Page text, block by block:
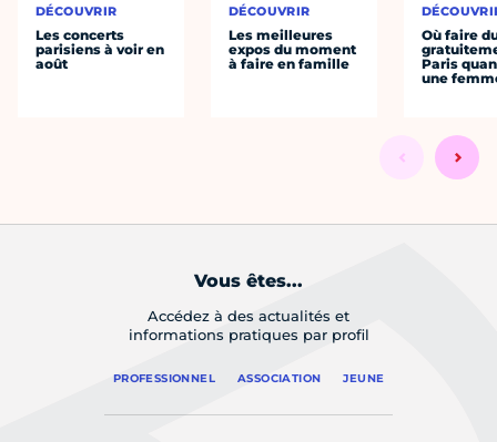
DÉCOUVRIR
Les concerts
parisiens à voir en
août
DÉCOUVRIR
Les meilleures
expos du moment
à faire en famille
Où faire
Paris
une
Vous êtes...
Accédez à des actualités et
informations pratiques par profil
PROFESSIONNEL ASSOCIATION JEUNE